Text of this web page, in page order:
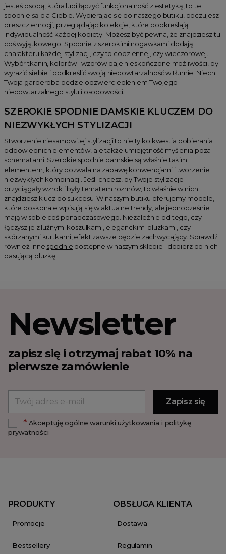
jesteś osobą, która lubi łączyć funkcjonalność z estetyką, to te
spodnie są dla Ciebie. Wybierając się do naszego butiku, poczujesz
dreszcz emocji, przeglądając kolekcje, które podkreślają
indywidualność każdej kobiety. Możesz być pewna, że znajdziesz tu
coś wyjątkowego. Spodnie z szerokimi nogawkami dodają
charakteru każdej stylizacji, czy to codziennej, czy wieczorowej.
Wybór tkanin, kolorów i wzorów daje nieskończone możliwości, by
wyrazić siebie i podkreślić swoją niepowtarzalność w tłumie. Niech
Twoja garderoba będzie odzwierciedleniem Twojego
niepowtarzalnego stylu i osobowości.
SZEROKIE SPODNIE DAMSKIE KLUCZEM DO
NIEZWYKŁYCH STYLIZACJI
Stworzenie niesamowitej stylizacji to nie tylko kwestia dobierania
odpowiednich elementów, ale także umiejętność myślenia poza
schematami. Szerokie spodnie damskie są właśnie takim
elementem, który pozwala na zabawę konwencjami i tworzenie
niezwykłych kombinacji. Jeśli chcesz, by Twoje stylizacje
przyciągały wzrok i były tematem rozmów, to właśnie w nich
znajdziesz klucz do sukcesu. W naszym butiku oferujemy modele,
które doskonale wpisują się w aktualne trendy, ale jednocześnie
mają w sobie coś ponadczasowego. Niezależnie od tego, czy
łączysz je z luźnymi koszulkami, eleganckimi bluzkami, czy
skórzanymi kurtkami, efekt zawsze będzie zachwycający. Sprawdź
również inne spodnie dostępne w naszym sklepie i dobierz do nich
pasującą bluzkę
Newsletter
zapisz się i otrzymaj rabat 10% na
pierwsze zamówienie
*Akceptuję ogólne warunki użytkowania i politykę
prywatności
PRODUKTY
Promocje
Bestsellery
OBSŁUGA KLIENTA
Dostawa
Regulamin